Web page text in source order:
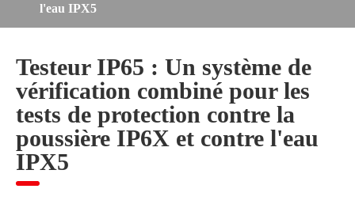
l'eau IPX5
Testeur IP65 : Un système de
vérification combiné pour les
tests de protection contre la
poussière IP6X et contre l'eau
IPX5